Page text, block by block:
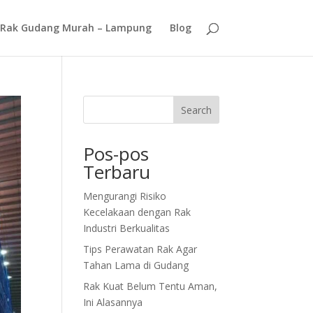
Rak Gudang Murah – Lampung Blog
Search
Pos-pos
Terbaru
Mengurangi Risiko
Kecelakaan dengan Rak
Industri Berkualitas
Tips Perawatan Rak Agar
Tahan Lama di Gudang
Rak Kuat Belum Tentu Aman,
Ini Alasannya